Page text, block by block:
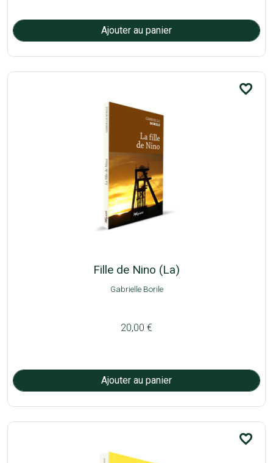
favorite_border
Fille de Nino (La)
Gabrielle Borile
20,00 €
favorite_border